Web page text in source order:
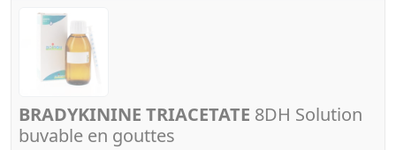
BRADYKININE TRIACETATE 8DH Solution
buvable en gouttes